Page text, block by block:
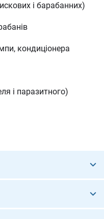
і барабанних)
кондиціонера
і паразитного)